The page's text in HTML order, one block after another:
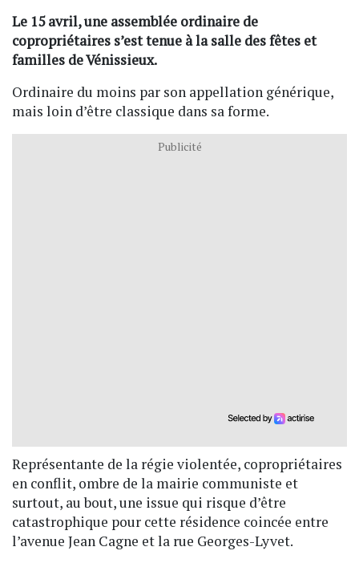
Le 15 avril, une assemblée ordinaire de
copropriétaires s’est tenue à la salle des fêtes et
familles de Vénissieux.
Ordinaire du moins par son appellation générique,
mais loin d’être classique dans sa forme.
Publicité
Représentante de la régie violentée, copropriétaires
en conflit, ombre de la mairie communiste et
surtout, au bout, une issue qui risque d’être
catastrophique pour cette résidence coincée entre
l’avenue Jean Cagne et la rue Georges-Lyvet.